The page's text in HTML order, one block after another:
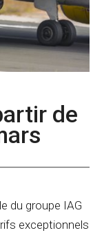
de
du groupe IAG
exceptionnels